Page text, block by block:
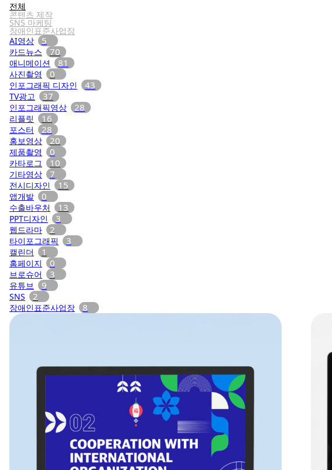
전체
콘텐츠 제작
SNS 마케팅
장애인표준사업장
AI영상
5
카드뉴스 70
애니메이션 81
사진촬영 0
인포그래픽 디자인 43
TV광고 37
인포그래픽영상 28
리플릿 16
포스터 28
홍보영상 20
제품촬영 0
카타로그 10
기타영상 7
전시디자인 15
앱개발 0
수출바우처 13
PPT디자인 3
웹드라마 2
타이포그래픽 3
캘린더 1
홈페이지 0
브로슈어 3
유튜브 9
SNS 2
장애인표준사업장 8